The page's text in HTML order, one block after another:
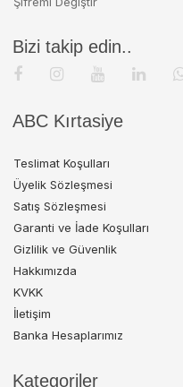
Bizi takip edin..
ABC Kırtasiye
Teslimat Koşulları
Üyelik Sözleşmesi
Satış Sözleşmesi
Garanti ve İade Koşulları
Gizlilik ve Güvenlik
Hakkımızda
KVKK
İletişim
Banka Hesaplarımız
Kategoriler